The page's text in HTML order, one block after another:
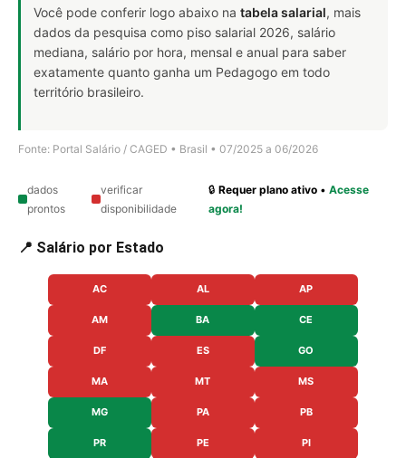
Você pode conferir logo abaixo na tabela salarial, mais
dados da pesquisa como piso salarial 2026, salário
mediana, salário por hora, mensal e anual para saber
exatamente quanto ganha um Pedagogo em todo
território brasileiro.
Fonte: Portal Salário / CAGED • Brasil • 07/2025 a 06/2026
dados
prontos
verificar
disponibilidade
🔒Requer plano ativo •Acesse
agora!
📍 Salário por Estado
AC AL AP
AM BA CE
DF ES GO
MA MT MS
MG PA PB
PR PE PI